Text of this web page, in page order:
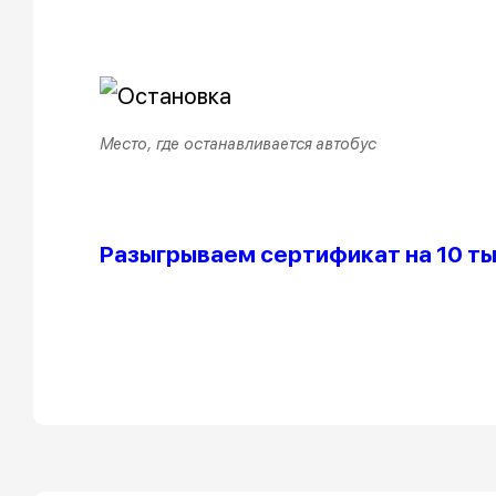
Место, где останавливается автобус
Разыгрываем сертификат на 10